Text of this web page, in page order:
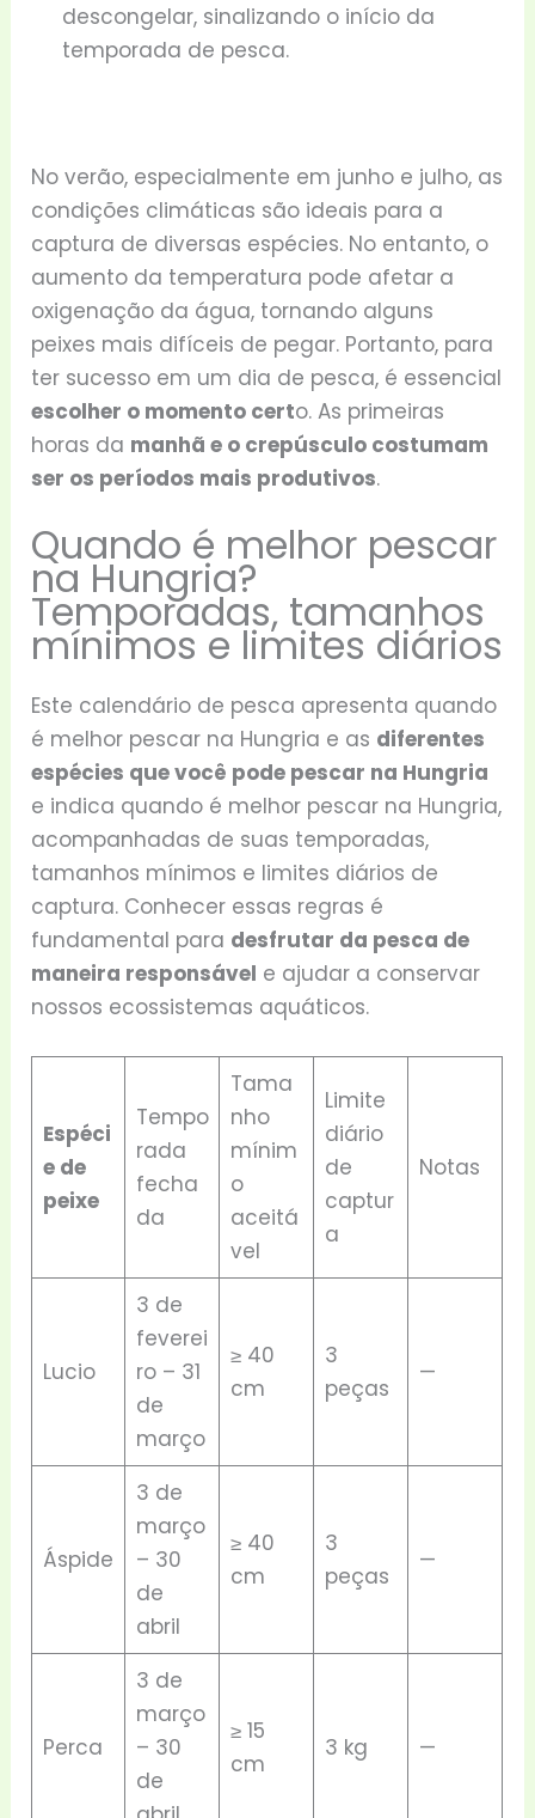
descongelar, sinalizando o início da
temporada de pesca.
No verão, especialmente em junho e julho, as
condições climáticas são ideais para a
captura de diversas espécies. No entanto, o
aumento da temperatura pode afetar a
oxigenação da água, tornando alguns
peixes mais difíceis de pegar. Portanto, para
ter sucesso em um dia de pesca, é essencial
escolher o momento certo. As primeiras
horas da manhã e o crepúsculo costumam
ser os períodos mais produtivos.
Quando é melhor pescar
na Hungria?
Temporadas, tamanhos
mínimos e limites diários
Este calendário de pesca apresenta quando
é melhor pescar na Hungria e as diferentes
espécies que você pode pescar na Hungria
e indica quando é melhor pescar na Hungria,
acompanhadas de suas temporadas,
tamanhos mínimos e limites diários de
captura. Conhecer essas regras é
fundamental para desfrutar da pesca de
maneira responsável e ajudar a conservar
nossos ecossistemas aquáticos.
Espéci
e de
peixe
Tempo
rada
fecha
da
Tama
nho
mínim
o
aceitá
vel
Limite
diário
de
captur
a
Notas
Lucio
3 de
feverei
ro – 31
de
março
≥ 40
cm
3
peças
—
Áspide
3 de
março
– 30
de
abril
≥ 40
cm
3
peças
—
Perca
3 de
março
– 30
de
≥ 15
cm
3 kg —